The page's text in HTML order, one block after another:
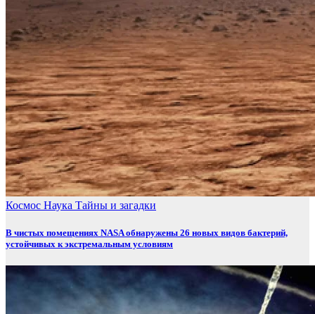
Космос Наука Тайны и загадки
В чистых помещениях NASA обнаружены 26 новых видов бактерий,
устойчивых к экстремальным условиям